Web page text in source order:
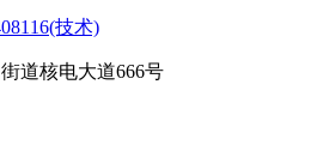
技术)
道核电大道666号